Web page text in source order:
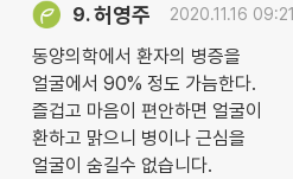
9.허영주 2020.11.16 09:21
동양의학에서 환자의 병증을
얼굴에서 90% 정도 가늠한다.
즐겁고 마음이 편안하면 얼굴이
환하고 맑으니 병이나 근심을
얼굴이 숨길수 없습니다.